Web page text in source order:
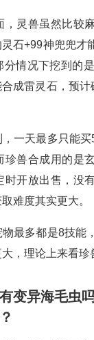
，灵兽虽然比较
石+99神兜兜才
分情况下挖到的
成雷灵石，预
一天最多只能
珍兽合成用的是
时开放出售，没
难度其实更大。
最多都是8技能
，理论上来看珍
变异海毛虫